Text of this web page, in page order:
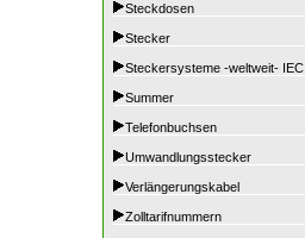
Steckdosen
Stecker
Steckersysteme -weltweit- IEC
Summer
Telefonbuchsen
Umwandlungsstecker
Verlängerungskabel
Zolltarifnummern